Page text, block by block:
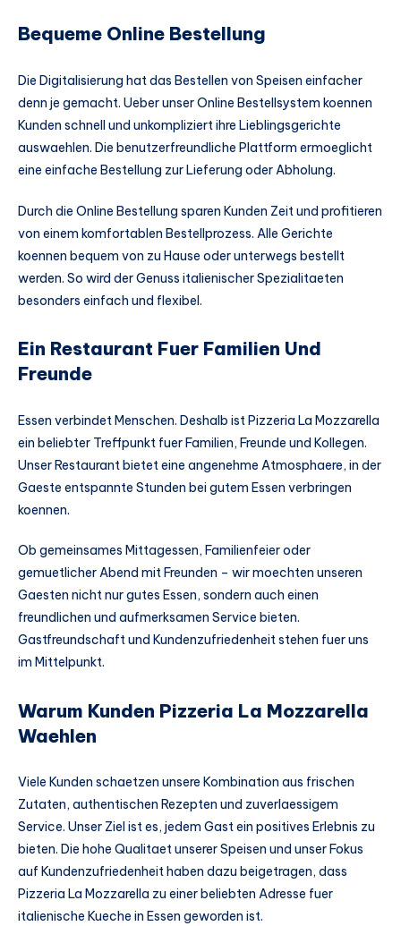
Bequeme Online Bestellung
Die Digitalisierung hat das Bestellen von Speisen einfacher
denn je gemacht. Ueber unser Online Bestellsystem koennen
Kunden schnell und unkompliziert ihre Lieblingsgerichte
auswaehlen. Die benutzerfreundliche Plattform ermoeglicht
eine einfache Bestellung zur Lieferung oder Abholung.
Durch die Online Bestellung sparen Kunden Zeit und profitieren
von einem komfortablen Bestellprozess. Alle Gerichte
koennen bequem von zu Hause oder unterwegs bestellt
werden. So wird der Genuss italienischer Spezialitaeten
besonders einfach und flexibel.
Ein Restaurant Fuer Familien Und
Freunde
Essen verbindet Menschen. Deshalb ist Pizzeria La Mozzarella
ein beliebter Treffpunkt fuer Familien, Freunde und Kollegen.
Unser Restaurant bietet eine angenehme Atmosphaere, in der
Gaeste entspannte Stunden bei gutem Essen verbringen
koennen.
Ob gemeinsames Mittagessen, Familienfeier oder
gemuetlicher Abend mit Freunden – wir moechten unseren
Gaesten nicht nur gutes Essen, sondern auch einen
freundlichen und aufmerksamen Service bieten.
Gastfreundschaft und Kundenzufriedenheit stehen fuer uns
im Mittelpunkt.
Warum Kunden Pizzeria La Mozzarella
Waehlen
Viele Kunden schaetzen unsere Kombination aus frischen
Zutaten, authentischen Rezepten und zuverlaessigem
Service. Unser Ziel ist es, jedem Gast ein positives Erlebnis zu
bieten. Die hohe Qualitaet unserer Speisen und unser Fokus
auf Kundenzufriedenheit haben dazu beigetragen, dass
Pizzeria La Mozzarella zu einer beliebten Adresse fuer
italienische Kueche in Essen geworden ist.